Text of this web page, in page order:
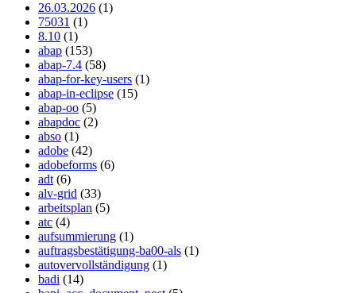
26.03.2026 (1)
75031 (1)
8.10 (1)
abap (153)
abap-7.4 (58)
abap-for-key-users (1)
abap-in-eclipse (15)
abap-oo (5)
abapdoc (2)
abso (1)
adobe (42)
adobeforms (6)
adt (6)
alv-grid (33)
arbeitsplan (5)
atc (4)
aufsummierung (1)
auftragsbestätigung-ba00-als (1)
autovervollständigung (1)
badi (14)